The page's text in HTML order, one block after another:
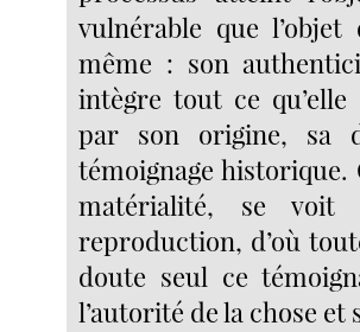
vulnérable que
même : son
intègre tout ce
par son origine, sa
témoignage historique.
matérialité, se
reproduction, d’où
doute seul ce
l’autorité de la chose